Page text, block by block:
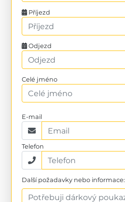
Příjezd
Odjezd
Celé jméno
E-mail
Telefon
Další požadavky nebo informace: